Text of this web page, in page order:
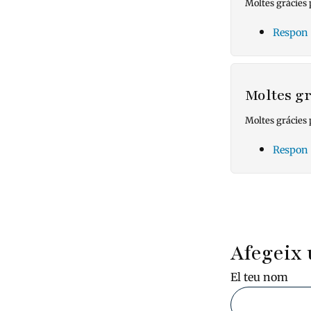
Moltes grácies
Respon
Moltes
Moltes grácies
Respon
Afegeix
El teu nom